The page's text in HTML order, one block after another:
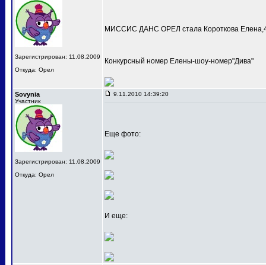
Зарегистрирован: 11.08.2009
Откуда: Орел
МИССИС ДАНС ОРЕЛ стала Короткова
Конкурсный номер Елены-шоу-номер"Дива"
Sovynia
Участник
Зарегистрирован: 11.08.2009
Откуда: Орел
9.11.2010 14:39:20
Еще фото:
И еще: